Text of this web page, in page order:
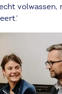
volwassen,